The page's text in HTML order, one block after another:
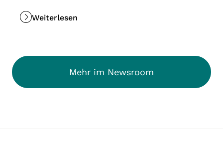
Weiterlesen
Mehr im Newsroom